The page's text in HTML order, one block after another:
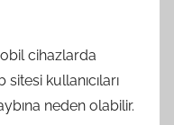
cihazlarda
kullanıcıları
neden olabilir.